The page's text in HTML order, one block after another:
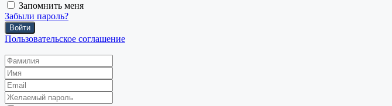
Запомнить меня
Забыли пароль?
Войти
Пользовательское соглашение